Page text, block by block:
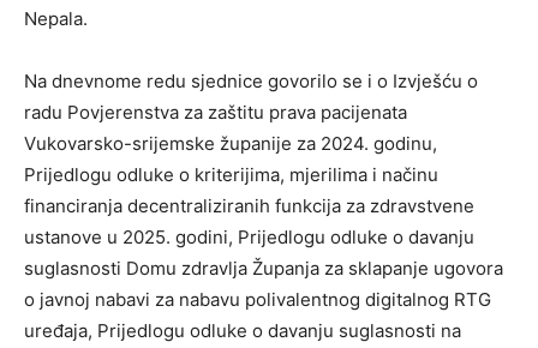
Nepala.
Na dnevnome redu sjednice govorilo se i o Izvješću o
radu Povjerenstva za zaštitu prava pacijenata
Vukovarsko-srijemske županije za 2024. godinu,
Prijedlogu odluke o kriterijima, mjerilima i načinu
financiranja decentraliziranih funkcija za zdravstvene
ustanove u 2025. godini, Prijedlogu odluke o davanju
suglasnosti Domu zdravlja Županja za sklapanje ugovora
o javnoj nabavi za nabavu polivalentnog digitalnog RTG
uređaja, Prijedlogu odluke o davanju suglasnosti na